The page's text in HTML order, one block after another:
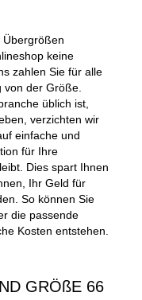
keine
zahlen Sie für alle
der Größe.
üblich ist,
verzichten wir
einfache und
für Ihre
Dies spart Ihnen
Ihr Geld für
So können Sie
die passende
Kosten entstehen.
GRÖßE 66